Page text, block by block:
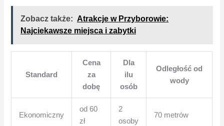
Zobacz także: Atrakcje w Przyborowie:
Najciekawsze miejsca i zabytki
Standard
Cena
za
dobę
Dla
ilu
osób
Odległość od
wody
Ekonomiczny
od 60
zł
2
osoby
70 metrów